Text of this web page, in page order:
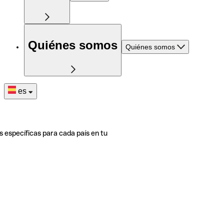
Quiénes somos Quiénes somos
es
específicas para cada país en tu